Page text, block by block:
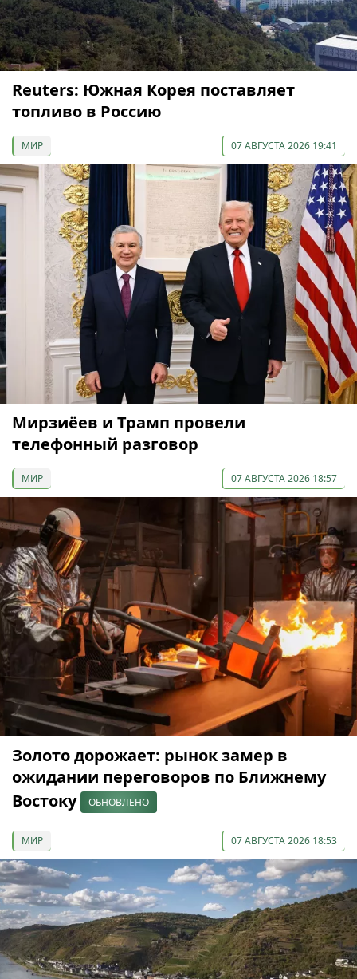
Reuters: Южная Корея поставляет
топливо в Россию
МИР 07 АВГУСТА 2026 19:41
Мирзиёев и Трамп провели
телефонный разговор
МИР 07 АВГУСТА 2026 18:57
Золото дорожает: рынок замер в
ожидании переговоров по Ближнему
Востоку
ОБНОВЛЕНО
МИР 07 АВГУСТА 2026 18:53